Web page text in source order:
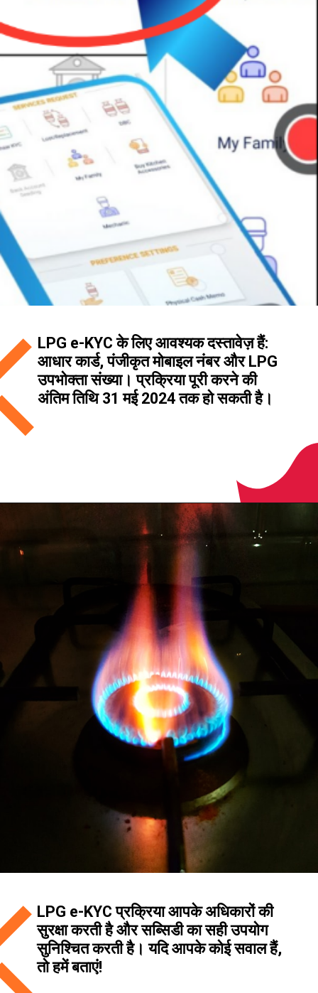
LPG e-KYC के लिए आवश्यक दस्तावेज़ हैं:
आधार कार्ड, पंजीकृत मोबाइल नंबर और LPG
उपभोक्ता संख्या। प्रक्रिया पूरी करने की
अंतिम तिथि 31 मई 2024 तक हो सकती है।
LPG e-KYC प्रक्रिया आपके अधिकारों की
सुरक्षा करती है और सब्सिडी का सही उपयोग
सुनिश्चित करती है। यदि आपके कोई सवाल हैं,
तो हमें बताएं!